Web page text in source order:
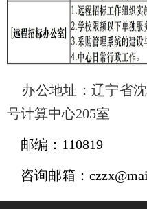
办公地址：辽宁省
号计算中心205室
邮编： 110819
咨询邮箱： czzx@